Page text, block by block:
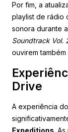
Por fim, a
playlist de rádio
sonora durante
Soundtrack Vol.
ouvirem também
Drive
A experiência
Expeditions .